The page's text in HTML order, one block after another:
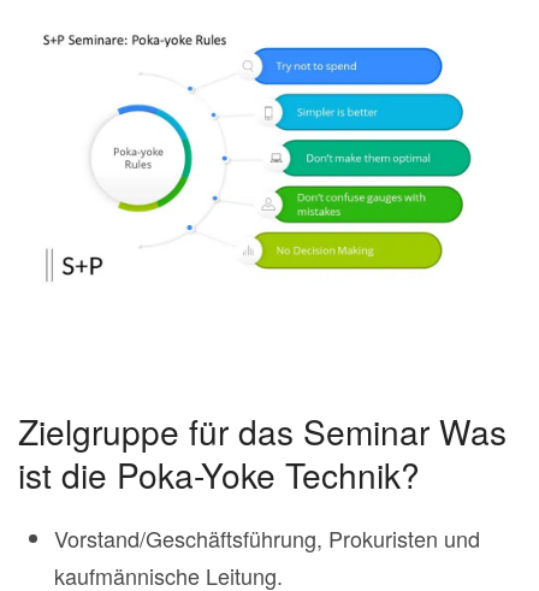
Zielgruppe für das Seminar Was
ist die Poka-Yoke Technik?
Vorstand/Geschäftsführung, Prokuristen und
kaufmännische Leitung.